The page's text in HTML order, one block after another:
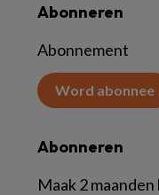
Abonneren
Abonnement
Word abonnee
Abonneren
Maak 2